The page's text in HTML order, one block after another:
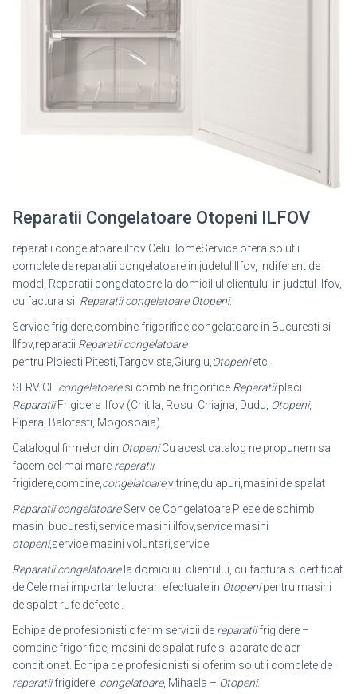
Reparatii Congelatoare Otopeni ILFOV
reparatii congelatoare ilfov CeluHomeService ofera solutii
complete de reparatii congelatoare in judetul Ilfov, indiferent de
model, Reparatii congelatoare la domiciliul clientului in judetul Ilfov,
cu factura si. Reparatii congelatoare Otopeni.
Service frigidere,combine frigorifice,congelatoare in Bucuresti si
Ilfov,reparatii Reparatii congelatoare
pentru:Ploiesti,Pitesti,Targoviste,Giurgiu, Otopenietc.
SERVICE congelatoaresi combine frigorifice. Reparatiiplaci
ReparatiiFrigidere Ilfov (Chitila, Rosu, Chiajna, Dudu, Otopeni,
Pipera, Balotesti, Mogosoaia).
Catalogul firmelor din OtopeniCu acest catalog ne propunem sa
facem cel mai mare reparatii
frigidere,combine, congelatoare,vitrine,dulapuri,masini de spalat
Reparatii congelatoareService Congelatoare Piese de schimb
masini bucuresti,service masini ilfov,service masini
otopeni,service masini voluntari, service
Reparatii congelatoarela domiciliul clientului, cu factura si certificat
de Cele mai importante lucrari efectuate in Otopenipentru masini
de spalat rufe defecte:.
Echipa de profesionisti oferim servicii de reparatiifrigidere –
combine frigorifice, masini de spalat rufe si aparate de aer
conditionat. Echipa de profesionisti si oferim solutii complete de
reparatiifrigidere, congelatoare, Mihaela – Otopeni.